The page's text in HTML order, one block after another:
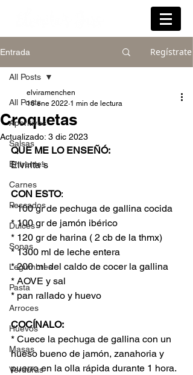
Entrada Regístrate
All Posts
Aperitivos
Salsas
Entrantes
Carnes
Pescados
Dulces
Sopas
Legumbres
Pasta
Arroces
Huevos
Masas
Verduras
All Posts
Croquetas
elviramenchen
16 ene 2022 1 min de lectura
Actualizado: 3 dic 2023
QUE ME LO ENSEÑÓ:
Elvirita´s
CON ESTO:
* 100 gr de pechuga de gallina cocida
* 100 gr de jamón ibérico
* 120 gr de harina ( 2 cb de la thmx)
* 1300 ml de leche entera
* 200 ml del caldo de cocer la gallina
* AOVE y sal
* pan rallado y huevo
COCÍNALO:
* Cuece la pechuga de gallina con un
hueso bueno de jamón, zanahoria y
puerro en la olla rápida durante 1 hora.